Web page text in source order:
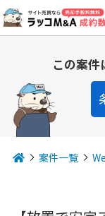
この案件
案件一覧